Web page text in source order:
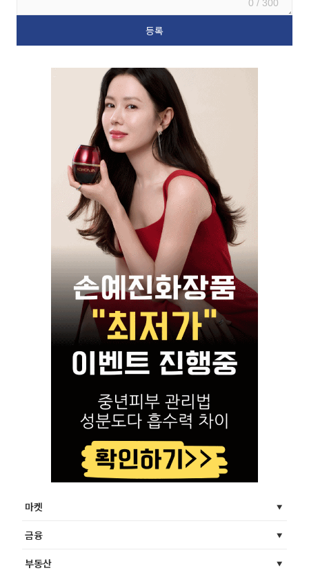
0 / 300
마켓
금융
부동산